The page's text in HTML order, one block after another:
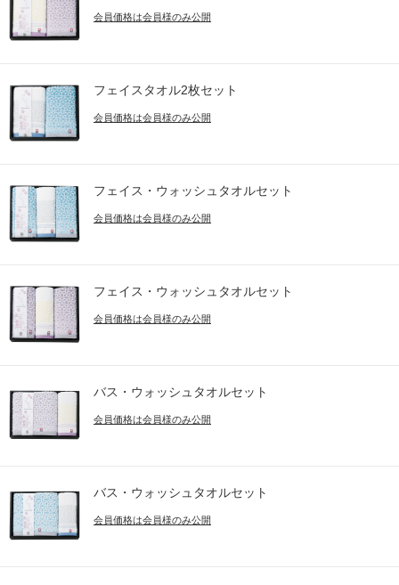
会員価格は会員様のみ公開
フェイスタオル2枚セット
会員価格は会員様のみ公開
フェイス・ウォッシュタオルセット
会員価格は会員様のみ公開
フェイス・ウォッシュタオルセット
会員価格は会員様のみ公開
バス・ウォッシュタオルセット
会員価格は会員様のみ公開
バス・ウォッシュタオルセット
会員価格は会員様のみ公開